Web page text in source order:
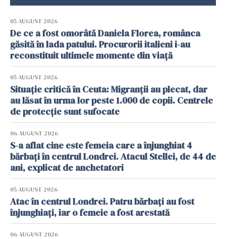
05 AUGUST 2026
De ce a fost omorâtă Daniela Florea, românca
găsită în lada patului. Procurorii italieni i-au
reconstituit ultimele momente din viață
05 AUGUST 2026
Situație critică în Ceuta: Migranții au plecat, dar
au lăsat în urma lor peste 1.000 de copii. Centrele
de protecție sunt sufocate
06 AUGUST 2026
S-a aflat cine este femeia care a înjunghiat 4
bărbați în centrul Londrei. Atacul Stellei, de 44 de
ani, explicat de anchetatori
05 AUGUST 2026
Atac în centrul Londrei. Patru bărbați au fost
înjunghiați, iar o femeie a fost arestată
06 AUGUST 2026